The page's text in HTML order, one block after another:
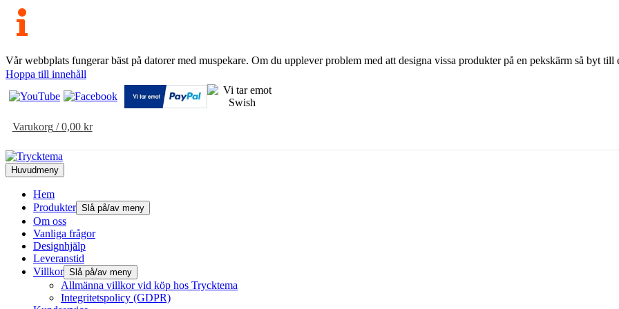
Vår webbplats fungerar bäst på datorer med muspekare. Om du upplever problem med att designa vissa produkter på en pekskärm så byt till
Hoppa till innehåll
Varukorg/0,00 kr
Huvudmeny
Hem
Produkter Slå på/av meny
Om oss
Vanliga frågor
Designhjälp
Leveranstid
Villkor Slå på/av meny
Allmänna villkor vid köp hos Trycktema
Integritetspolicy (GDPR)